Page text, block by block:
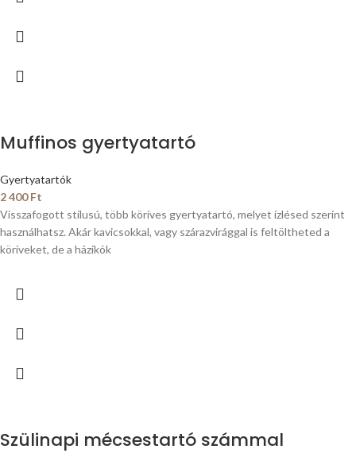
Muffinos gyertyatartó
Gyertyatartók
2 400Ft
Visszafogott stílusú, több köríves gyertyatartó, melyet ízlésed szerint
használhatsz. Akár kavicsokkal, vagy szárazvirággal is feltöltheted a
köríveket, de a házikók
Szülinapi mécsestartó számmal